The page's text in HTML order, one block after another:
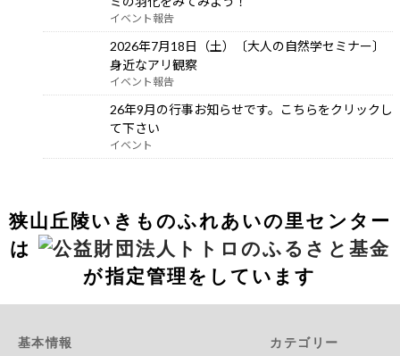
イベント報告
2026年7月18日（土）〔大人の自然学セミナー〕
身近なアリ観察
イベント報告
26年9月の行事お知らせです。こちらをクリックし
て下さい
イベント
狭山丘陵いきものふれあいの里センター
は
が指定管理をしています
基本情報 カテゴリー